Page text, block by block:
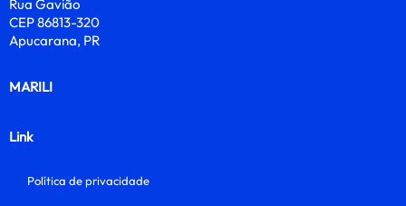
Rua Gavião
CEP 86813-320
Apucarana, PR
MARILI
Link
Política de privacidade